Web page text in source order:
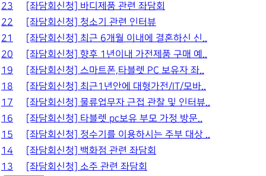
23
[좌담회신청] 바디제품 관련 좌담회
22
[좌담회신청] 청소기 관련 인터뷰
21
[좌담회신청] 최근 6개월 이내에 결혼하신 신..
20
[좌담회신청] 향후 1년이내 가전제품 구매 예..
19
[좌담회신청] 스마트폰,타블렛 PC 보유자 좌..
18
[좌담회신청] 최근1년안에 대형가전/IT/모바..
17
[좌담회신청] 물류업무자 근접 관찰 및 인터뷰..
16
[좌담회신청] 타블렛 pc보유 부모 가정 방문..
15
[좌담회신청] 정수기를 이용하시는 주부 대상 ..
14
[좌담회신청] 백화점 관련 좌담회
13
[좌담회신청] 소주 관련 좌담회